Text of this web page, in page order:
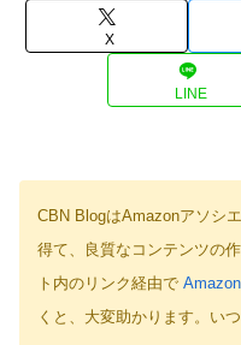
X
LINE
CBN BlogはAmazonアソシ
得て、良質なコンテンツの
ト内のリンク経由で
くと、大変助かります。い